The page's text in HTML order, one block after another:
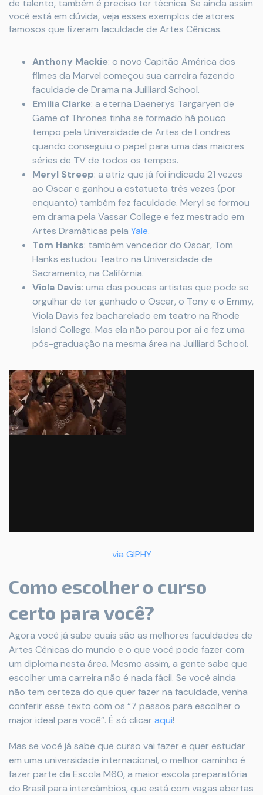
de talento, também é preciso ter técnica. Se ainda assim
você está em dúvida, veja esses exemplos de atores
famosos que fizeram faculdade de Artes Cênicas.
Anthony Mackie: o novo Capitão América dos
filmes da Marvel começou sua carreira fazendo
faculdade de Drama na Juilliard School.
Emilia Clarke: a eterna Daenerys Targaryen de
Game of Thrones tinha se formado há pouco
tempo pela Universidade de Artes de Londres
quando conseguiu o papel para uma das maiores
séries de TV de todos os tempos.
Meryl Streep: a atriz que já foi indicada 21 vezes
ao Oscar e ganhou a estatueta três vezes (por
enquanto) também fez faculdade. Meryl se formou
em drama pela Vassar College e fez mestrado em
Artes Dramáticas pela Yale.
Tom Hanks: também vencedor do Oscar, Tom
Hanks estudou Teatro na Universidade de
Sacramento, na Califórnia.
Viola Davis: uma das poucas artistas que pode se
orgulhar de ter ganhado o Oscar, o Tony e o Emmy,
Viola Davis fez bacharelado em teatro na Rhode
Island College. Mas ela não parou por aí e fez uma
pós-graduação na mesma área na Juilliard School.
via GIPHY
Como escolher o curso
certo para você?
Agora você já sabe quais são as melhores faculdades de
Artes Cênicas do mundo e o que você pode fazer com
um diploma nesta área. Mesmo assim, a gente sabe que
escolher uma carreira não é nada fácil. Se você ainda
não tem certeza do que quer fazer na faculdade, venha
conferir esse texto com os “7 passos para escolher o
major ideal para você”. É só clicar aqui!
Mas se você já sabe que curso vai fazer e quer estudar
em uma universidade internacional, o melhor caminho é
fazer parte da Escola M60, a maior escola preparatória
do Brasil para intercâmbios, que está com vagas abertas